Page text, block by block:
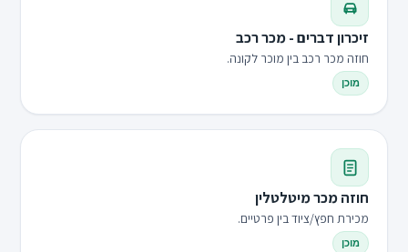
זיכרון דברים - מכר רכב
חוזה מכר רכב בין מוכר לקונה.
מוכן
חוזה מכר מיטלטלין
מכירת חפץ/ציוד בין פרטיים.
מוכן